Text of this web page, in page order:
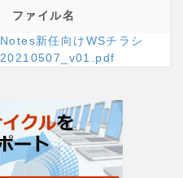
ファイル名
Notes新任向けWSチラシ
20210507_v01.pdf